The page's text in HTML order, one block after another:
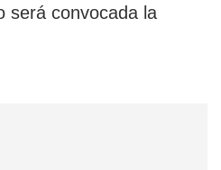
será convocada la